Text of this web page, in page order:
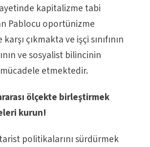
kapitalizme tabi
Pablocu oportünizme
çıkmakta ve işçi sınıfının
ve sosyalist bilincinin
etmektedir.
ölçekte birleştirmek
kurun!
politikalarını sürdürmek